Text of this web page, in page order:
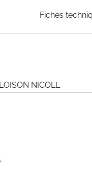
Fiches
NICOLL